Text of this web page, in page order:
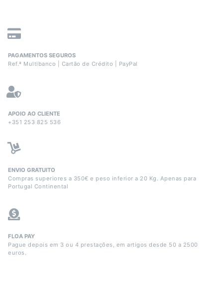
PAGAMENTOS SEGUROS
Ref.ª Multibanco | Cartão de Crédito | PayPal
APOIO AO CLIENTE
+351 253 825 536
ENVIO GRATUITO
Compras superiores a 350€ e peso inferior a 20 Kg. Apenas para
Portugal Continental
FLOA PAY
Pague depois em 3 ou 4 prestações, em artigos desde 50 a 2500
euros.